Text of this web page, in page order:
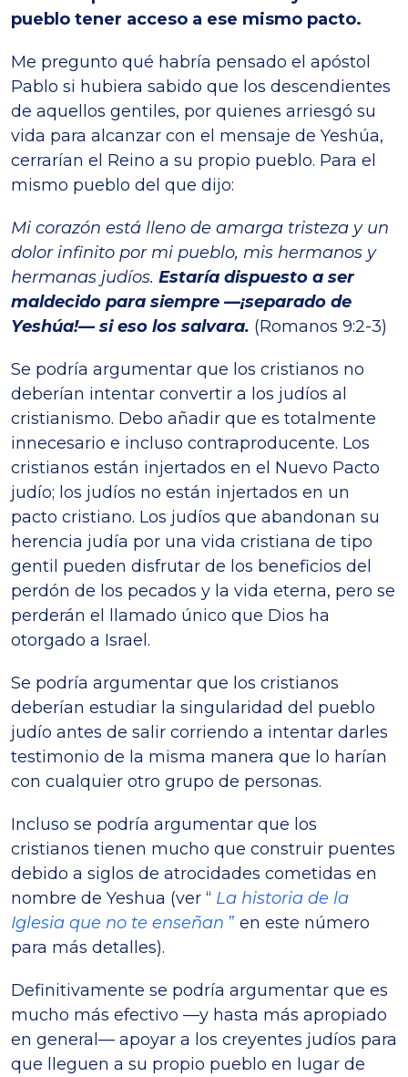
pueblo tener acceso a ese mismo pacto.
Me pregunto qué habría pensado el apóstol
Pablo si hubiera sabido que los descendientes
de aquellos gentiles, por quienes arriesgó su
vida para alcanzar con el mensaje de Yeshúa,
cerrarían el Reino a su propio pueblo. Para el
mismo pueblo del que dijo:
Mi corazón está lleno de amarga tristeza y un
dolor infinito por mi pueblo, mis hermanos y
hermanas judíos. Estaría dispuesto a ser
maldecido para siempre —¡separado de
Yeshúa!— si eso los salvara. (Romanos 9:2-3)
Se podría argumentar que los cristianos no
deberían intentar convertir a los judíos al
cristianismo. Debo añadir que es totalmente
innecesario e incluso contraproducente. Los
cristianos están injertados en el Nuevo Pacto
judío; los judíos no están injertados en un
pacto cristiano. Los judíos que abandonan su
herencia judía por una vida cristiana de tipo
gentil pueden disfrutar de los beneficios del
perdón de los pecados y la vida eterna, pero se
perderán el llamado único que Dios ha
otorgado a Israel.
Se podría argumentar que los cristianos
deberían estudiar la singularidad del pueblo
judío antes de salir corriendo a intentar darles
testimonio de la misma manera que lo harían
con cualquier otro grupo de personas.
Incluso se podría argumentar que los
cristianos tienen mucho que construir puentes
debido a siglos de atrocidades cometidas en
nombre de Yeshua (ver “ La historia de la
Iglesia que no te enseñan ” en este número
para más detalles).
Definitivamente se podría argumentar que es
mucho más efectivo —y hasta más apropiado
en general— apoyar a los creyentes judíos para
que lleguen a su propio pueblo en lugar de